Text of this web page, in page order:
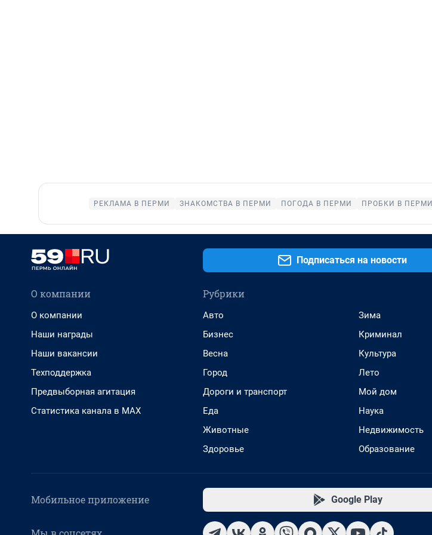
РЕКЛАМА В ПЕРМИ ЗНАКОМСТВА В ПЕРМИ ПОГОДА В ПЕРМИ ПРОБКИ В ПЕРМИ
Подписаться на новости
О компании
О компании
Наши награды
Наши вакансии
Техподдержка
Предвыборная агитация
Статистика канала в MAX
Рубрики
Авто
Бизнес
Весна
Город
Дороги и транспорт
Еда
Животные
Здоровье
Зима
Криминал
Культура
Лето
Мой дом
Наука
Недвижимость
Образование
Мобильное приложение Google Play